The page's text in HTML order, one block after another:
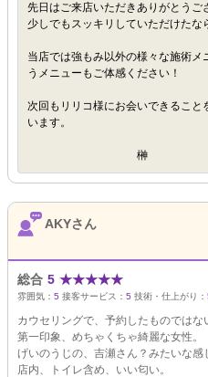
先日はご来店いただきありがとうご
少しでもスッキリしていただけたな
当店では強もみ以外の様々な施術
うメニューもご体感ください！
次回もリリコ様にお会いできるこ
います。
榊
AKYさん
総合 5 ★★★★★
雰囲気： 5 接客サービス： 5 技術・仕上がり：
カウセリングで、予約したものではな
第一印象、めちゃくちゃ綺麗な女性。
げいのうじの、吉瀬さん？みたいな感
店内、トイレ含め、いい匂い。